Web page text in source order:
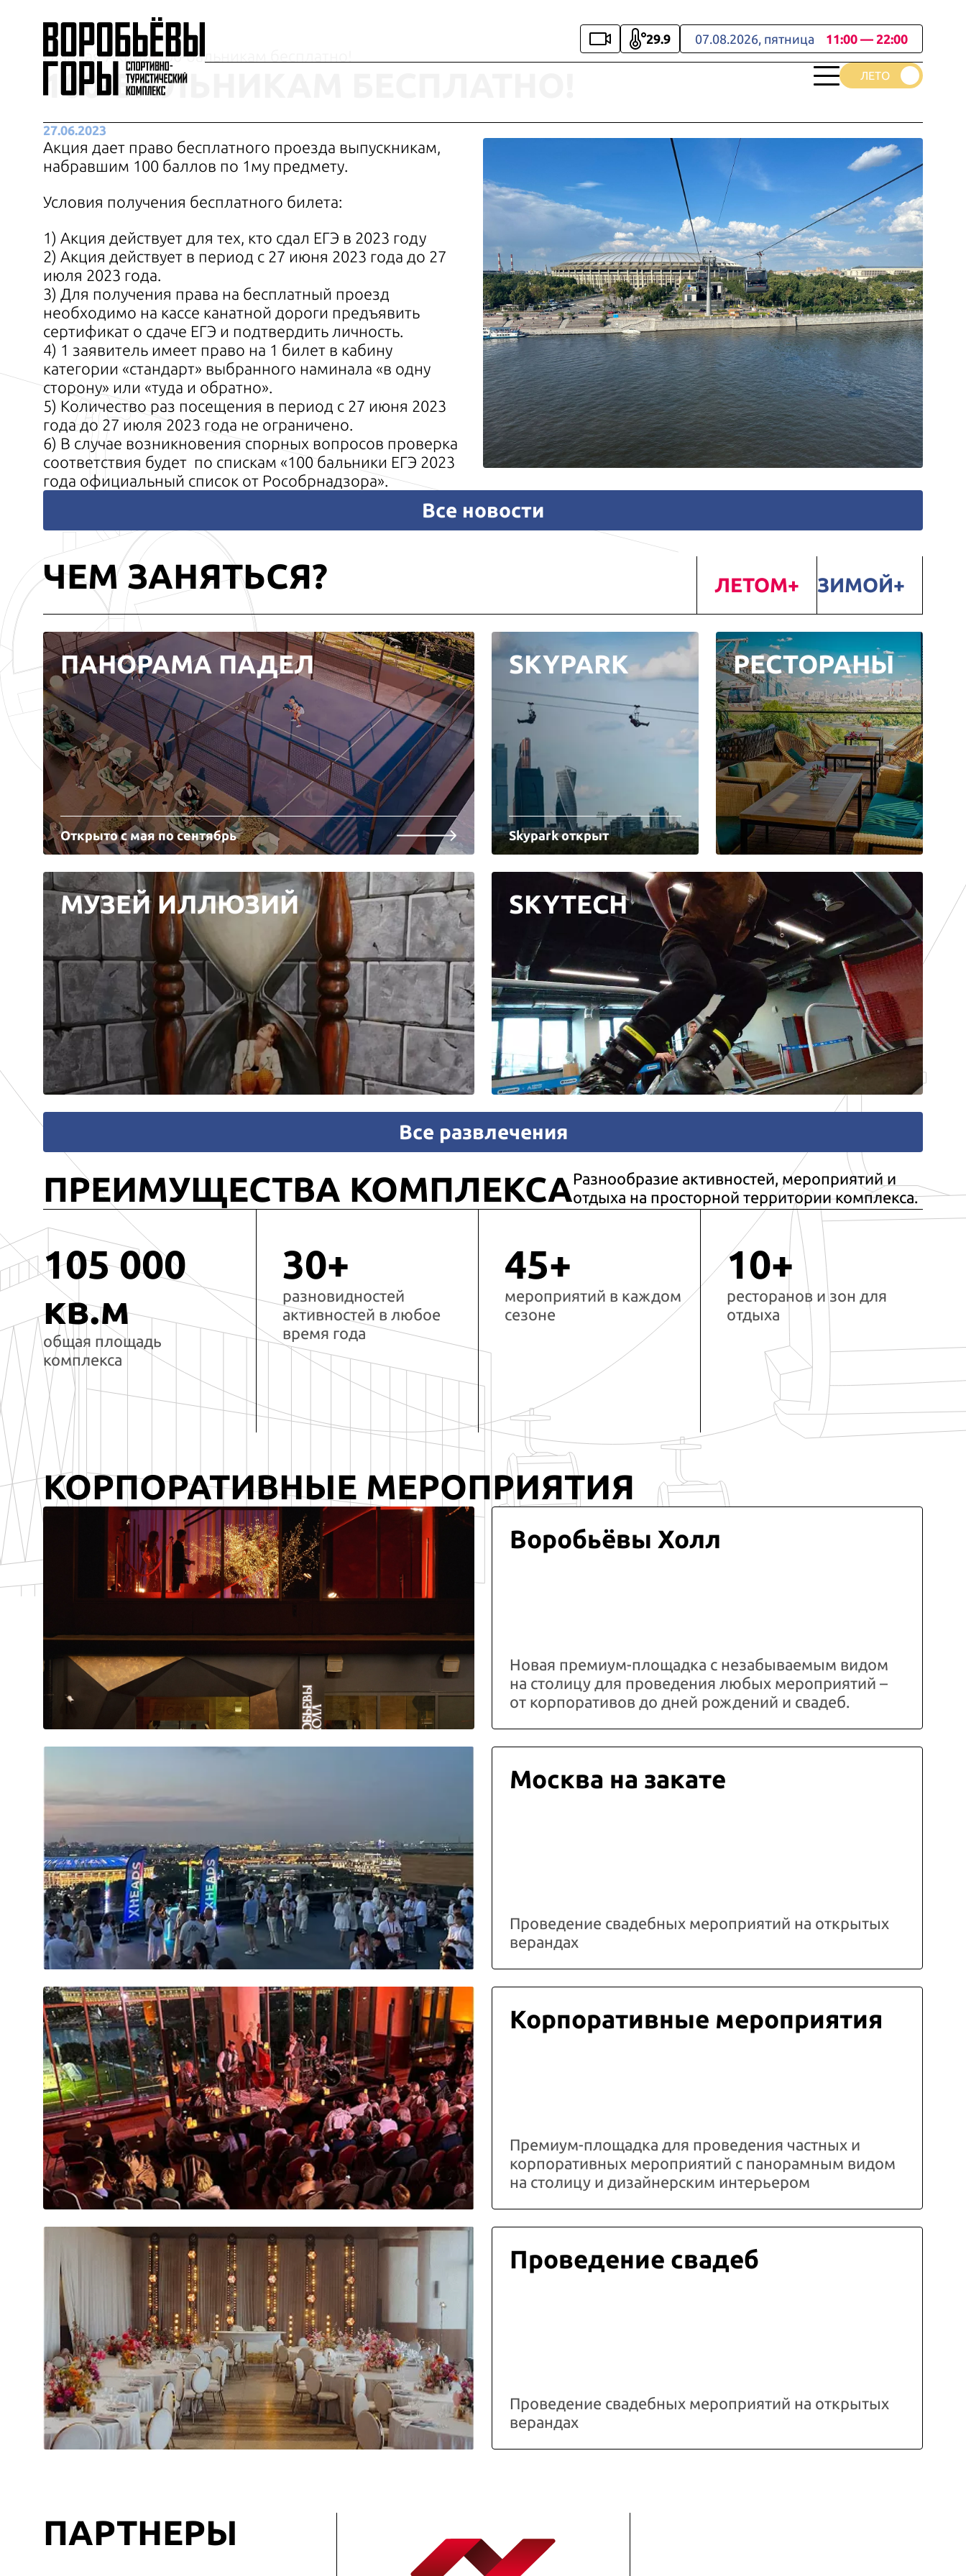
29.9 07.08.2026, пятница 11:00 — 22:00
Главная Акции 100-бальникам бесплатно!
100-БАЛЬНИКАМ БЕСПЛАТНО!
27.06.2023
Акция дает право бесплатного проезда выпускникам,
набравшим 100 баллов по 1му предмету.
Условия получения бесплатного билета:
1) Акция действует для тех, кто сдал ЕГЭ в 2023 году
2) Акция действует в период с 27 июня 2023 года до 27
июля 2023 года.
3) Для получения права на бесплатный проезд
необходимо на кассе канатной дороги предъявить
сертификат о сдаче ЕГЭ и подтвердить личность.
4) 1 заявитель имеет право на 1 билет в кабину
категории «стандарт» выбранного наминала «в одну
сторону» или «туда и обратно».
5) Количество раз посещения в период с 27 июня 2023
года до 27 июля 2023 года не ограничено.
6) В случае возникновения спорных вопросов проверка
соответствия будет по спискам «100 бальники ЕГЭ 2023
года официальный список от Рособрнадзора».
Все новости
ЧЕМ ЗАНЯТЬСЯ? ЛЕТОМ ЗИМОЙ
ПАНОРАМА ПАДЕЛ
Открыто с мая по сентябрь
SKYPARK
Skypark открыт
РЕСТОРАНЫ
МУЗЕЙ ИЛЛЮЗИЙ SKYTECH
Все развлечения
ПРЕИМУЩЕСТВА КОМПЛЕКСАРазнообразие активностей, мероприятий и
отдыха на просторной территории комплекса.
105 000
кв.м
общая площадь
комплекса
30+
разновидностей
активностей в любое
время года
45+
мероприятий в каждом
сезоне
10+
ресторанов и зон для
отдыха
КОРПОРАТИВНЫЕ МЕРОПРИЯТИЯ
Воробьёвы Холл
Новая премиум-площадка с незабываемым видом
на столицу для проведения любых мероприятий –
от корпоративов до дней рождений и свадеб.
Москва на закате
Проведение свадебных мероприятий на открытых
верандах
Корпоративные мероприятия
Премиум-площадка для проведения частных и
корпоративных мероприятий с панорамным видом
на столицу и дизайнерским интерьером
Проведение свадеб
Проведение свадебных мероприятий на открытых
верандах
ПАРТНЕРЫ